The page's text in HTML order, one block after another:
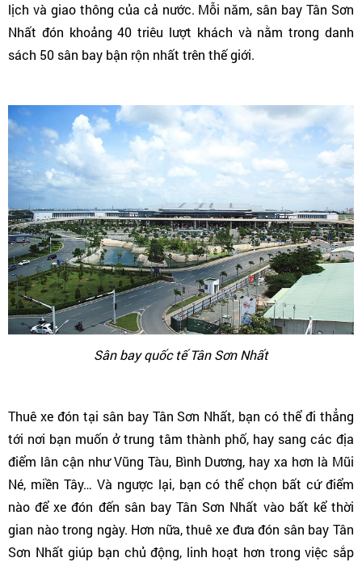
lịch và giao thông của cả nước. Mỗi năm, sân bay Tân Sơn
Nhất đón khoảng 40 triêu lượt khách và nằm trong danh
sách 50 sân bay bận rộn nhất trên thế giới.
Sân bay quốc tế Tân Sơn Nhất
Thuê xe đón tại sân bay Tân Sơn Nhất, bạn có thể đi thẳng
tới nơi bạn muốn ở trung tâm thành phố, hay sang các địa
điểm lân cận như Vũng Tàu, Bình Dương, hay xa hơn là Mũi
Né, miền Tây… Và ngược lại, bạn có thể chọn bất cứ điểm
nào để xe đón đến sân bay Tân Sơn Nhất vào bất kể thời
gian nào trong ngày. Hơn nữa, thuê xe đưa đón sân bay Tân
Sơn Nhất giúp bạn chủ động, linh hoạt hơn trong việc sắp